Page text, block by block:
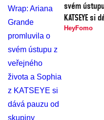
svém
KATSEYE si
HeyFomo